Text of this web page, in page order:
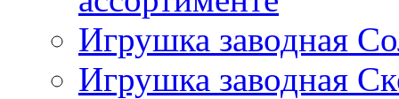
Игрушка заводная
Игрушка заводная